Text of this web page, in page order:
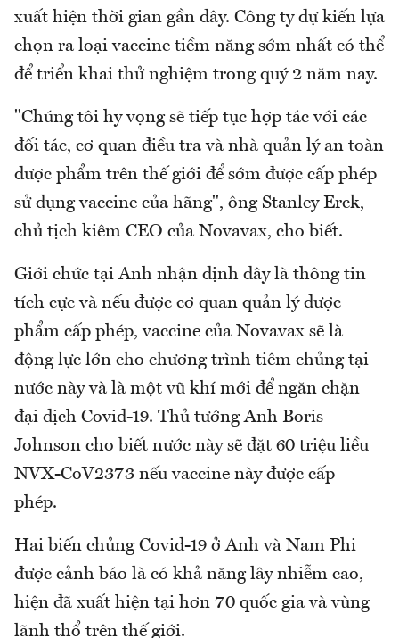
xuất hiện thời gian gần đây. Công ty dự kiến lựa
chọn ra loại vaccine tiềm năng sớm nhất có thể
để triển khai thử nghiệm trong quý 2 năm nay.
"Chúng tôi hy vọng sẽ tiếp tục hợp tác với các
đối tác, cơ quan điều tra và nhà quản lý an toàn
dược phẩm trên thế giới để sớm được cấp phép
sử dụng vaccine của hãng", ông Stanley Erck,
chủ tịch kiêm CEO của Novavax, cho biết.
Giới chức tại Anh nhận định đây là thông tin
tích cực và nếu được cơ quan quản lý dược
phẩm cấp phép, vaccine của Novavax sẽ là
động lực lớn cho chương trình tiêm chủng tại
nước này và là một vũ khí mới để ngăn chặn
đại dịch Covid-19. Thủ tướng Anh Boris
Johnson cho biết nước này sẽ đặt 60 triệu liều
NVX-CoV2373 nếu vaccine này được cấp
phép.
Hai biến chủng Covid-19 ở Anh và Nam Phi
được cảnh báo là có khả năng lây nhiễm cao,
hiện đã xuất hiện tại hơn 70 quốc gia và vùng
lãnh thổ trên thế giới.